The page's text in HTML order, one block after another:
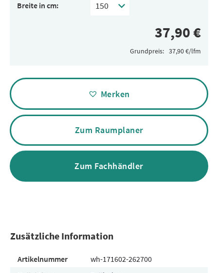
Breite in cm:
Grundpreis:
Alternative:
Merken
Zum Raumplaner
Zum Fachhändler
Zusätzliche Information
Artikelnummer
wh-171602-262700